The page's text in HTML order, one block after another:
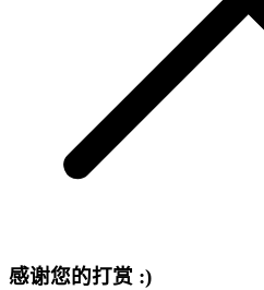
感谢您的打赏 :)